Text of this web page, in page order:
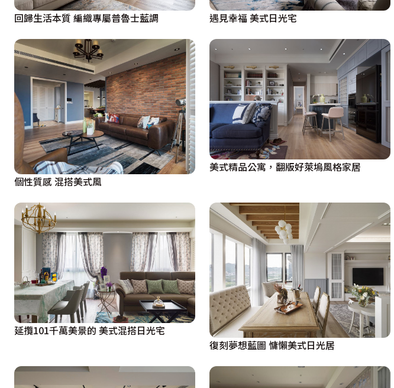
回歸生活本質 編織專屬普魯士藍調 遇見幸福 美式日光宅
個性質感 混搭美式風
美式精品公寓，翻版好萊塢風格家居
延攬101千萬美景的 美式混搭日光宅
復刻夢想藍圖 慵懶美式日光居